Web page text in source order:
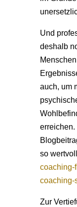
Und
deshalb
auch, um
so
coaching-
coaching-
Zur